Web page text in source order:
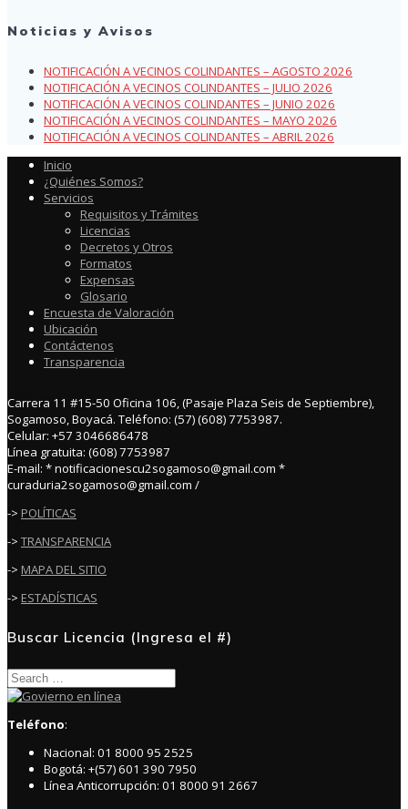
Noticias y Avisos
NOTIFICACIÓN A VECINOS COLINDANTES – AGOSTO 2026
NOTIFICACIÓN A VECINOS COLINDANTES – JULIO 2026
NOTIFICACIÓN A VECINOS COLINDANTES – JUNIO 2026
NOTIFICACIÓN A VECINOS COLINDANTES – MAYO 2026
NOTIFICACIÓN A VECINOS COLINDANTES – ABRIL 2026
Inicio
¿Quiénes Somos?
Servicios
Requisitos y Trámites
Licencias
Decretos y Otros
Formatos
Expensas
Glosario
Encuesta de Valoración
Ubicación
Contáctenos
Transparencia
Carrera 11 #15-50 Oficina 106, (Pasaje Plaza Seis de Septiembre),
Sogamoso, Boyacá. Teléfono: (57) (608) 7753987.
Celular: +57 3046686478
Línea gratuita: (608) 7753987
E-mail: * notificacionescu2sogamoso@gmail.com *
curaduria2sogamoso@gmail.com /
-> POLÍTICAS
-> TRANSPARENCIA
-> MAPA DEL SITIO
-> ESTADÍSTICAS
Buscar Licencia (Ingresa el #)
Search
for:
Teléfono:
Nacional: 01 8000 95 2525
Bogotá: +(57) 601 390 7950
Línea Anticorrupción: 01 8000 91 2667